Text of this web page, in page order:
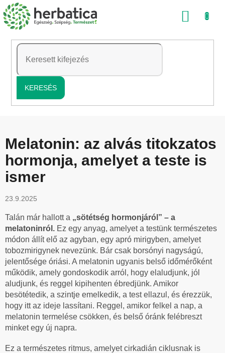
Ugrás
a
tartalomhoz
KERESÉS
Melatonin: az alvás titokzatos
hormonja, amelyet a teste is
ismer
23.9.2025
Talán már hallott a „sötétség hormonjáról” – a
melatoninról. Ez egy anyag, amelyet a testünk természetes
módon állít elő az agyban, egy apró mirigyben, amelyet
tobozmirigynek nevezünk. Bár csak borsónyi nagyságú,
jelentősége óriási. A melatonin ugyanis belső időmérőként
működik, amely gondoskodik arról, hogy elaludjunk, jól
aludjunk, és reggel kipihenten ébredjünk. Amikor
besötétedik, a szintje emelkedik, a test ellazul, és érezzük,
hogy itt az ideje lassítani. Reggel, amikor felkel a nap, a
melatonin termelése csökken, és belső óránk felébreszt
minket egy új napra.
Ez a természetes ritmus, amelyet cirkadián ciklusnak is